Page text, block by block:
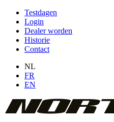
Overslaan
naar
inhoud
Topmenu
(niet
ingelogd)
Testdagen
Login
Dealer worden
Historie
Contact
NL
FR
EN